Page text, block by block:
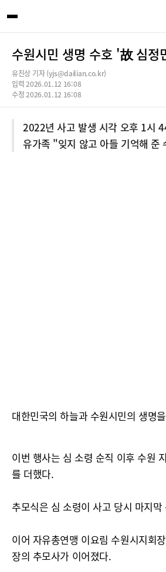
수원시민 생명 수호 '故 심
유진상 기자 (yjs@dailian.co.kr)
입력 2026.01.12 16:08
수정 2026.01.12 16:08
2022년 사고 발생 시각 오후 1시
유가족 "잊지 않고 아들 기억해 준
대한민국의 하늘과 수원시민의 생명
이번 행사는 심 소령 순직 이후 수원
를 더했다.
추모식은 심 소령이 사고 당시 마지
이어 자유총연맹 이요림 수원시지회
장의 추모사가 이어졌다.